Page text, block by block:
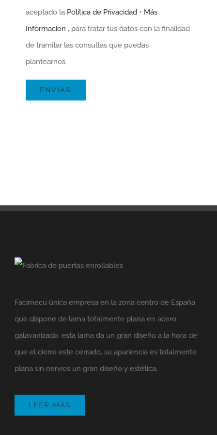
aceptado la Política de Privacidad + Más
Informacion , para tratar tus datos con la finalidad
de tramitar las consultas que puedas
plantearnos.
Facimecu única empresa en la zona centro de España
que dispone de lama totalmente plana en acero
galavanizado, esta lama da un gran diseño a la hora de
que el cierre este cerrado, su apariencia es totalmente
plana sin nervios un gran diseño y estética.
LEER MÁS